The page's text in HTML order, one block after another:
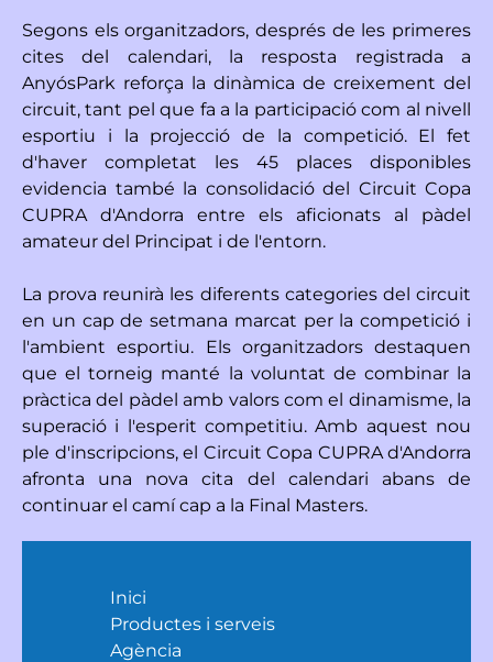
Segons els organitzadors, després de les primeres
cites del calendari, la resposta registrada a
AnyósPark reforça la dinàmica de creixement del
circuit, tant pel que fa a la participació com al nivell
esportiu i la projecció de la competició. El fet
d'haver completat les 45 places disponibles
evidencia també la consolidació del Circuit Copa
CUPRA d'Andorra entre els aficionats al pàdel
amateur del Principat i de l'entorn.
La prova reunirà les diferents categories del circuit
en un cap de setmana marcat per la competició i
l'ambient esportiu. Els organitzadors destaquen
que el torneig manté la voluntat de combinar la
pràctica del pàdel amb valors com el dinamisme, la
superació i l'esperit competitiu. Amb aquest nou
ple d'inscripcions, el Circuit Copa CUPRA d'Andorra
afronta una nova cita del calendari abans de
continuar el camí cap a la Final Masters.
Inici
Productes i serveis
Agència